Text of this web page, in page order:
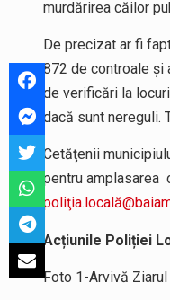
murdărirea căilor
De precizat ar fi
872 de controale și
de verificări la
dacă sunt nereguli.
Cetăţenii
pentru amplasarea
Acțiunile Poliției
Foto 1-Arvivă